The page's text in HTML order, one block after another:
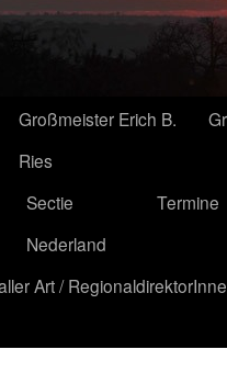
Großmeister Erich B.
Ries
Sectie
Nederland
Termine
Art /